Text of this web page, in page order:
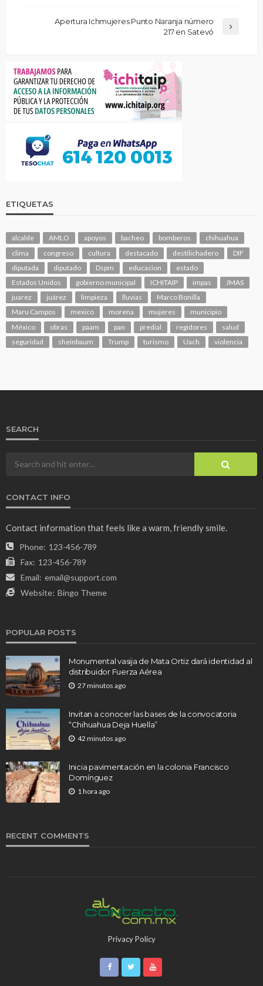
Apertura Ichmujeres Punto Naranja número
217 en Satevó
ETIQUETAS
alcalde AMLO apoyos bacheo bomberos
chihuahua
clima
congreso cultura destacado destilichadero
DIF
diputada
diputado Dspm educacion
estado
Estados Unidos
gobierno municipal ICHITAIP impas
JMAS
juarez
juárez limpieza lluvias
Marco Bonilla
Maru Campos
mexico morena mujeres
municipio
México
obras paam pan predial regidores
salud
seguridad
sheinbaum Trump turismo Uach violencia
SEARCH
CONTACT INFO
Contact information that feels like a warm, friendly smile.
Phone: 123-456-789
Fax: 123-456-789
Email: email@support.com
Website: Bingo Theme
POPULAR POSTS
Monumental vasija de Mata Ortiz dará identidad al
distribuidor Fuerza Aérea
27 minutos ago
Invitan a conocer las bases de la convocatoria
“Chihuahua Deja Huella”
42 minutos ago
Inicia pavimentación en la colonia Francisco
Domínguez
1 hora ago
RECENT COMMENTS
Privacy Policy